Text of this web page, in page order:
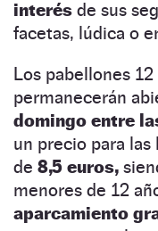
interés de sus
facetas, lúdica o
Los pabellones
permanecerán
domingo entre
un precio para las
de 8,5 euros,
menores de 12
aparcamiento